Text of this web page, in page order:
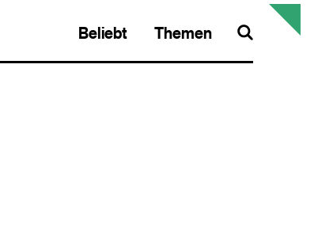
Beliebt Themen